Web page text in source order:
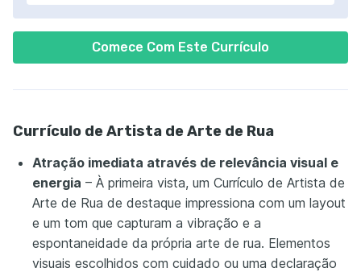
Comece Com Este Currículo
Currículo de Artista de Arte de Rua
Atração imediata através de relevância visual e
energia – À primeira vista, um Currículo de Artista de
Arte de Rua de destaque impressiona com um layout
e um tom que capturam a vibração e a
espontaneidade da própria arte de rua. Elementos
visuais escolhidos com cuidado ou uma declaração